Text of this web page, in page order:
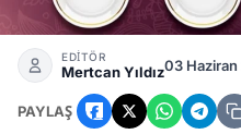
Gelinim Mutfakta 3 Haziran
EDİTÖR
Mertcan Yıldız03
PAYLAŞ